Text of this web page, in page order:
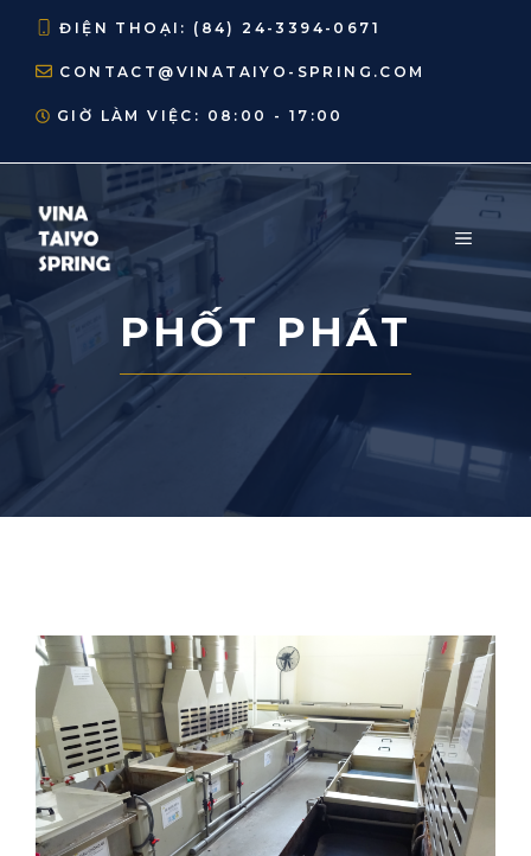
Chuyển
dung
ĐIỆN THOẠI: (84) 24-3394-0671
CONTACT@VINATAIYO-SPRING.COM
GIỜ LÀM VIỆC: 08:00 - 17:00
MENU
PHỐT PHÁT